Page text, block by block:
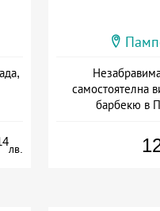
лв.
самостоятелна
барбекю в